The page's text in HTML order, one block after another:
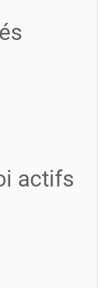
actifs